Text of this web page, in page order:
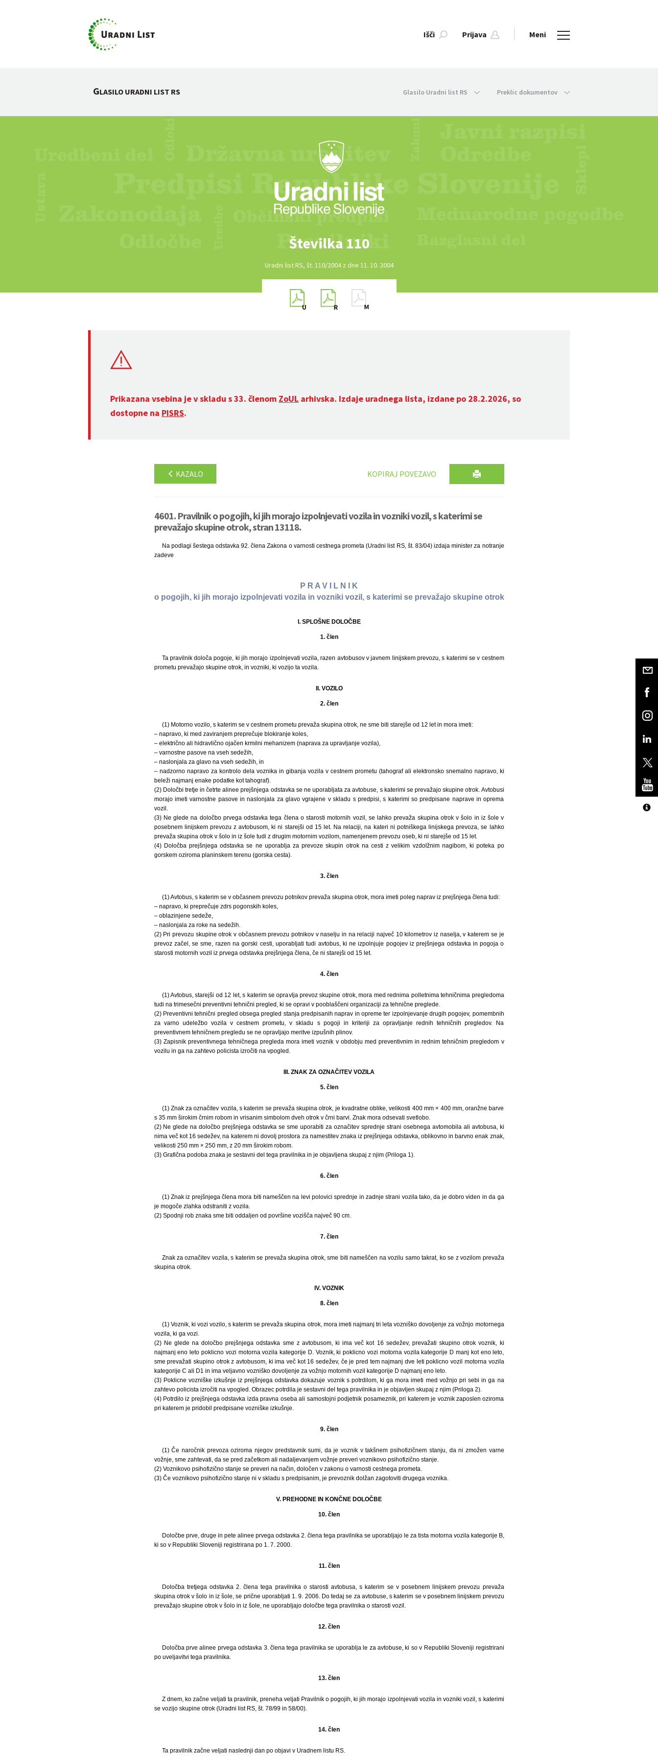
Išči Prijava Meni
GLASILO URADNI LIST RS Glasilo Uradni list RS Preklic dokumentov
Številka 110
Uradni list RS, št. 110/2004 z dne 11. 10. 2004
Prikazana vsebina je v skladu s 33. členom ZoUL arhivska. Izdaje uradnega lista, izdane po 28.2.2026, so
dostopne na PISRS.
KAZALO KOPIRAJ POVEZAVO
4601. Pravilnik o pogojih, ki jih morajo izpolnjevati vozila in vozniki vozil, s katerimi se
prevažajo skupine otrok, stran 13118.
Na podlagi šestega odstavka 92. člena Zakona o varnosti cestnega prometa (Uradni list RS, št. 83/04) izdaja minister za notranje
zadeve
P R A V I L N I K
o pogojih, ki jih morajo izpolnjevati vozila in vozniki vozil, s katerimi se prevažajo skupine otrok
I. SPLOŠNE DOLOČBE
1. člen
Ta pravilnik določa pogoje, ki jih morajo izpolnjevati vozila, razen avtobusov v javnem linijskem prevozu, s katerimi se v cestnem
prometu prevažajo skupine otrok, in vozniki, ki vozijo ta vozila.
II. VOZILO
2. člen
(1) Motorno vozilo, s katerim se v cestnem prometu prevaža skupina otrok, ne sme biti starejše od 12 let in mora imeti:
– napravo, ki med zaviranjem preprečuje blokiranje koles,
– električno ali hidravlično ojačen krmilni mehanizem (naprava za upravljanje vozila),
– varnostne pasove na vseh sedežih,
– naslonjala za glavo na vseh sedežih, in
– nadzorno napravo za kontrolo dela voznika in gibanja vozila v cestnem prometu (tahograf ali elektronsko snemalno napravo, ki
beleži najmanj enake podatke kot tahograf).
(2) Določbi tretje in četrte alinee prejšnjega odstavka se ne uporabljata za avtobuse, s katerimi se prevažajo skupine otrok. Avtobusi
morajo imeti varnostne pasove in naslonjala za glavo vgrajene v skladu s predpisi, s katerimi so predpisane naprave in oprema
vozil.
(3) Ne glede na določbo prvega odstavka tega člena o starosti motornih vozil, se lahko prevaža skupina otrok v šolo in iz šole v
posebnem linijskem prevozu z avtobusom, ki ni starejši od 15 let. Na relaciji, na kateri ni potniškega linijskega prevoza, se lahko
prevaža skupina otrok v šolo in iz šole tudi z drugim motornim vozilom, namenjenem prevozu oseb, ki ni starejše od 15 let.
(4) Določba prejšnjega odstavka se ne uporablja za prevoze skupin otrok na cesti z velikim vzdolžnim nagibom, ki poteka po
gorskem oziroma planinskem terenu (gorska cesta).
3. člen
(1) Avtobus, s katerim se v občasnem prevozu potnikov prevaža skupina otrok, mora imeti poleg naprav iz prejšnjega člena tudi:
– napravo, ki preprečuje zdrs pogonskih koles,
– oblazinjene sedeže,
– naslonjala za roke na sedežih.
(2) Pri prevozu skupine otrok v občasnem prevozu potnikov v naselju in na relaciji največ 10 kilometrov iz naselja, v katerem se je
prevoz začel, se sme, razen na gorski cesti, uporabljati tudi avtobus, ki ne izpolnjuje pogojev iz prejšnjega odstavka in pogoja o
starosti motornih vozil iz prvega odstavka prejšnjega člena, če ni starejši od 15 let.
4. člen
(1) Avtobus, starejši od 12 let, s katerim se opravlja prevoz skupine otrok, mora med rednima polletnima tehničnima pregledoma
tudi na trimesečni preventivni tehnični pregled, ki se opravi v pooblaščeni organizaciji za tehnične preglede.
(2) Preventivni tehnični pregled obsega pregled stanja predpisanih naprav in opreme ter izpolnjevanje drugih pogojev, pomembnih
za varno udeležbo vozila v cestnem prometu, v skladu s pogoji in kriteriji za opravljanje rednih tehničnih pregledov. Na
preventivnem tehničnem pregledu se ne opravljajo meritve izpušnih plinov.
(3) Zapisnik preventivnega tehničnega pregleda mora imeti voznik v obdobju med preventivnim in rednim tehničnim pregledom v
vozilu in ga na zahtevo policista izročiti na vpogled.
III. ZNAK ZA OZNAČITEV VOZILA
5. člen
(1) Znak za označitev vozila, s katerim se prevaža skupina otrok, je kvadratne oblike, velikosti 400 mm × 400 mm, oranžne barve
s 35 mm širokim črnim robom in vrisanim simbolom dveh otrok v črni barvi. Znak mora odsevati svetlobo.
(2) Ne glede na določbo prejšnjega odstavka se sme uporabiti za označitev sprednje strani osebnega avtomobila ali avtobusa, ki
nima več kot 16 sedežev, na katerem ni dovolj prostora za namestitev znaka iz prejšnjega odstavka, oblikovno in barvno enak znak,
velikosti 250 mm × 250 mm, z 20 mm širokim robom.
(3) Grafična podoba znaka je sestavni del tega pravilnika in je objavljena skupaj z njim (Priloga 1).
6. člen
(1) Znak iz prejšnjega člena mora biti nameščen na levi polovici sprednje in zadnje strani vozila tako, da je dobro viden in da ga
je mogoče zlahka odstraniti z vozila.
(2) Spodnji rob znaka sme biti oddaljen od površine vozišča največ 90 cm.
7. člen
Znak za označitev vozila, s katerim se prevaža skupina otrok, sme biti nameščen na vozilu samo takrat, ko se z vozilom prevaža
skupina otrok.
IV. VOZNIK
8. člen
(1) Voznik, ki vozi vozilo, s katerim se prevaža skupina otrok, mora imeti najmanj tri leta vozniško dovoljenje za vožnjo motornega
vozila, ki ga vozi.
(2) Ne glede na določbo prejšnjega odstavka sme z avtobusom, ki ima več kot 16 sedežev, prevažati skupino otrok voznik, ki
najmanj eno leto poklicno vozi motorna vozila kategorije D. Voznik, ki poklicno vozi motorna vozila kategorije D manj kot eno leto,
sme prevažati skupino otrok z avtobusom, ki ima več kot 16 sedežev, če je pred tem najmanj dve leti poklicno vozil motorna vozila
kategorije C ali D1 in ima veljavno vozniško dovoljenje za vožnjo motornih vozil kategorije D najmanj eno leto.
(3) Poklicne vozniške izkušnje iz prejšnjega odstavka dokazuje voznik s potrdilom, ki ga mora imeti med vožnjo pri sebi in ga na
zahtevo policista izročiti na vpogled. Obrazec potrdila je sestavni del tega pravilnika in je objavljen skupaj z njim (Priloga 2).
(4) Potrdilo iz prejšnjega odstavka izda pravna oseba ali samostojni podjetnik posameznik, pri katerem je voznik zaposlen oziroma
pri katerem je pridobil predpisane vozniške izkušnje.
9. člen
(1) Če naročnik prevoza oziroma njegov predstavnik sumi, da je voznik v takšnem psihofizičnem stanju, da ni zmožen varne
vožnje, sme zahtevati, da se pred začetkom ali nadaljevanjem vožnje preveri voznikovo psihofizično stanje.
(2) Voznikovo psihofizično stanje se preveri na način, določen v zakonu o varnosti cestnega prometa.
(3) Če voznikovo psihofizično stanje ni v skladu s predpisanim, je prevoznik dolžan zagotoviti drugega voznika.
V. PREHODNE IN KONČNE DOLOČBE
10. člen
Določbe prve, druge in pete alinee prvega odstavka 2. člena tega pravilnika se uporabljajo le za tista motorna vozila kategorije B,
ki so v Republiki Sloveniji registrirana po 1. 7. 2000.
11. člen
Določba tretjega odstavka 2. člena tega pravilnika o starosti avtobusa, s katerim se v posebnem linijskem prevozu prevaža
skupina otrok v šolo in iz šole, se prične uporabljati 1. 9. 2006. Do tedaj se za avtobuse, s katerim se v posebnem linijskem prevozu
prevažajo skupine otrok v šolo in iz šole, ne uporabljajo določbe tega pravilnika o starosti vozil.
12. člen
Določba prve alinee prvega odstavka 3. člena tega pravilnika se uporablja le za avtobuse, ki so v Republiki Sloveniji registrirani
po uveljavitvi tega pravilnika.
13. člen
Z dnem, ko začne veljati ta pravilnik, preneha veljati Pravilnik o pogojih, ki jih morajo izpolnjevati vozila in vozniki vozil, s katerimi
se vozijo skupine otrok (Uradni list RS, št. 78/99 in 58/00).
14. člen
Ta pravilnik začne veljati naslednji dan po objavi v Uradnem listu RS.